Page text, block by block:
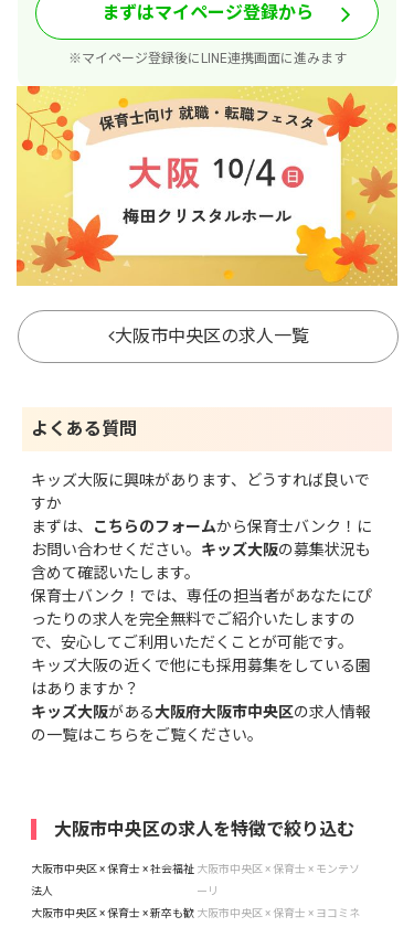
まずはマイページ登録から
※マイページ登録後にLINE連携画面に進みます
大阪市中央区の求人一覧
よくある質問
キッズ大阪に興味があります、どうすれば良いで
すか
まずは、
こちらのフォームから保育士バンク！に
お問い合わせください。 キッズ大阪の募集状況も
含めて確認いたします。
保育士バンク！では、専任の担当者があなたにぴ
ったりの求人を完全無料でご紹介いたしますの
で、安心してご利用いただくことが可能です。
キッズ大阪の近くで他にも採用募集をしている園
はありますか？
キッズ大阪がある大阪府大阪市中央区の求人情報
の一覧はこちらをご覧ください。
大阪市中央区の求人を特徴で絞り込む
大阪市中央区 × 保育士 × 社会福祉
法人
大阪市中央区 × 保育士 × モンテソ
ーリ
大阪市中央区 × 保育士 × 新卒も歓 大阪市中央区 × 保育士 × ヨコミネ